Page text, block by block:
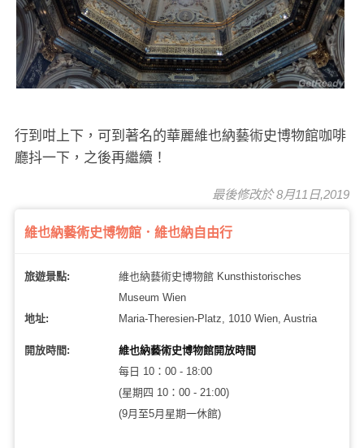
行到咁上下，可到著名的華麗維也納藝術史博物館咖啡
廳抖一下，之後再繼續！
最後修改於 8月11日,2019
維也納藝術史博物館．維也納自由行
旅遊景點:
維也納藝術史博物館 Kunsthistorisches
Museum Wien
地址:
Maria-Theresien-Platz, 1010 Wien, Austria
開放時間:
維也納藝術史博物館開放時間
每日 10：00 - 18:00
(星期四 10：00 - 21:00)
(9月至5月星期一休館)